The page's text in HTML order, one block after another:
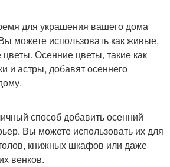
Материалы для
Осенние блюда
для украшения вашего дома
можете использовать как живые,
цветы. Осенние цветы, такие как
и астры, добавят осеннего
способ добавить осенний
Вы можете использовать их для
книжных шкафов или даже
венков.